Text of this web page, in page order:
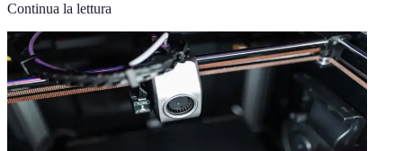
Continua la lettura